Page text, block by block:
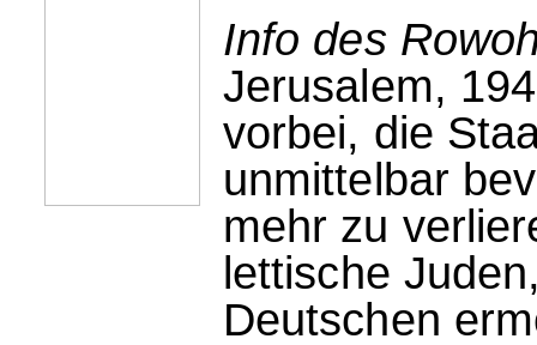
Info des
Jerusalem,
vorbei, die
unmittelbar
mehr zu
lettische
Deutschen